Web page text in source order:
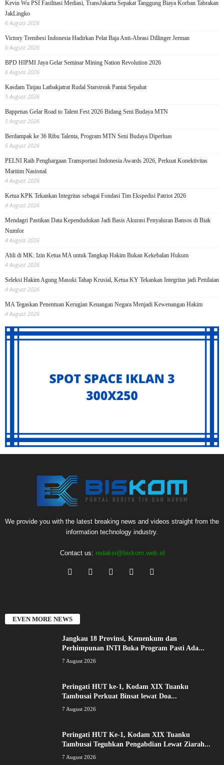
Kevin Wu PSI Fasilitasi Mediasi, TransJakarta Sepakat Tanggung Biaya Korban Tabrakan
JakLingko
6 August 2026
Victory Trembesi Indonesia Hadirkan Pelat Baja Anti-Abrasi Dillinger Jerman
6 August 2026
BPD HIPMI Jaya Gelar Seminar Mining Nation Revolution 2026
6 August 2026
Kasdam Tinjau Latbakjatrat Rudal Starstreak Pantai Sepahat
5 August 2026
Bappenas Gelar Road to Talent Fest 2026 Bidang Seni Budaya MTN
5 August 2026
Berdampak ke 36 Ribu Talenta, Program MTN Seni Budaya Diperluas
5 August 2026
PELNI Raih Penghargaan Transportasi Indonesia Awards 2026, Perkuat Konektivitas
Maritim Nasional
4 August 2026
Ketua KPK Tekankan Integritas sebagai Fondasi Tim Ekspedisi Patriot 2026
4 August 2026
Mendagri Pastikan Data Kependudukan Jadi Basis Akurasi Penyaluran Bansos di Biak
Numfor
4 August 2026
Ahli di MK: Izin Ketua MA untuk Tangkap Hakim Bukan Kekebalan Hukum
4 August 2026
Seleksi Hakim Agung Masuki Tahap Krusial, Ketua KY Tekankan Integritas jadi Penilaian
4 August 2026
MA Tegaskan Penentuan Kerugian Keuangan Negara Menjadi Kewenangan Hakim
4 August 2026
We provide you with the latest breaking news and videos straight from the
information technology industry.
Contact us: redaksi@biskom.web.id
EVEN MORE NEWS
Jangkau 18 Provinsi, Kemenkum dan
Perhimpunan INTI Buka Program Pasti Ada...
7 August 2026
Peringati HUT ke-1, Kodam XIX Tuanku
Tambusai Perkuat Binsat lewat Doa...
7 August 2026
Peringati HUT Ke-1, Kodam XIX Tuanku
Tambusai Teguhkan Pengabdian Lewat Ziarah...
7 August 2026